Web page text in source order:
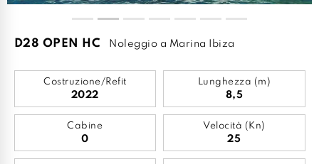
D28 OPEN HC Noleggio a Marina Ibiza
Costruzione/Refit
2022
Lunghezza (m)
8,5
Cabine
0
Velocità (Kn)
25